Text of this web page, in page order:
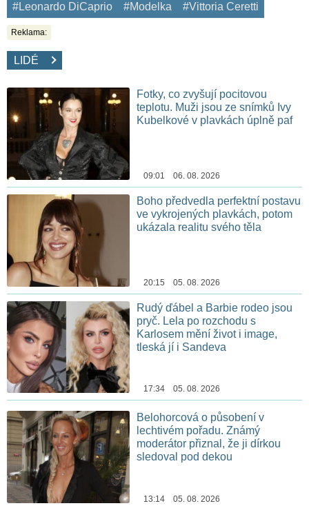
#Leonardo DiCaprio
#Modelka #Vittoria Ceretti
Reklama:
LIDÉ
Fotky, co zvyšují pocitovou
teplotu. Muži jsou ze snímků Ivy
Kubelkové v plavkách úplně paf
09:01 06. 08. 2026
Boho předvedla perfektní postavu
ve vykrojených plavkách, potom
ukázala realitu svého těla
20:15 05. 08. 2026
Rudý ďábel a Barbie rodeo jsou
pryč. Lela po rozchodu s
Karlosem mění život i image,
tleská jí i Sandeva
17:34 05. 08. 2026
Belohorcová o působení v
lechtivém pořadu. Známý
moderátor přiznal, že ji dírkou
sledoval pod dekou
13:14 05. 08. 2026